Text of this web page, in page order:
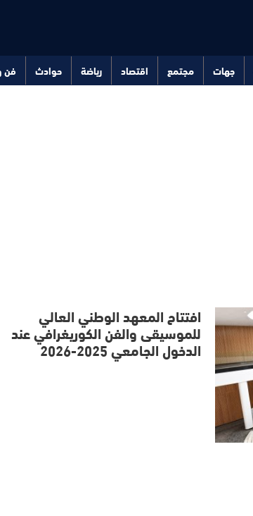
جهات مجتمع اقتصاد رياضة حوادث فن
افتتاح المعهد الوطني العالي
للموسيقى والفن الكوريغرافي عند
الدخول الجامعي 2025-2026